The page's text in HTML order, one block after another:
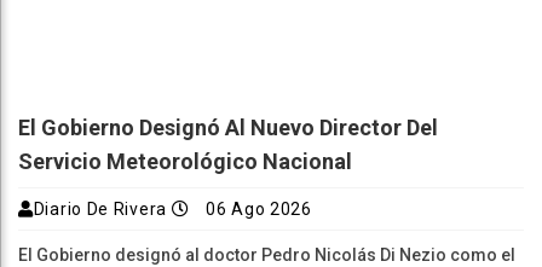
El Gobierno Designó Al Nuevo Director Del
Servicio Meteorológico Nacional
Diario De Rivera 06 Ago 2026
El Gobierno designó al doctor Pedro Nicolás Di Nezio como el